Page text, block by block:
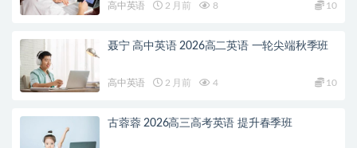
高中英语 2 月前 8 10
聂宁 高中英语 2026高二英语 一轮尖端秋季班
高中英语 2 月前 4 10
古蓉蓉 2026高三高考英语 提升春季班